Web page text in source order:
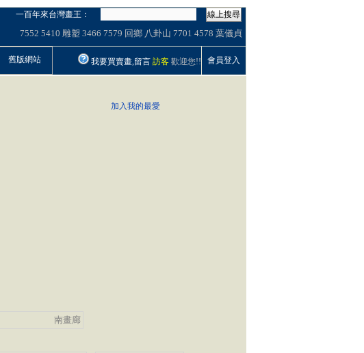
一百年來台灣畫王：
線上搜尋
7552 5410 雕塑 3466 7579 回鄉 八卦山 7701 4578 葉儀貞
舊版網站 我要買賣畫,留言 訪客 歡迎您!! 會員登入
加入我的最愛
南畫廊